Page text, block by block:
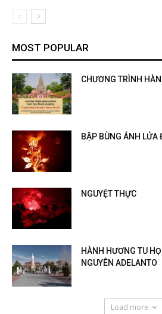
MOST POPULAR
CHƯƠNG TRÌNH
BẬP BÙNG ÁNH LỬA
NGUYỆT THỰC
HÀNH HƯƠNG TU
NGUYÊN ADELANTO
Load more